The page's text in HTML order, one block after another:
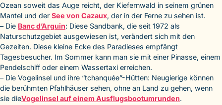
Ozean soweit das Auge reicht, der Kiefernwald in seinem grünen
Mantel und der See von Cazaux, der in der Ferne zu sehen ist.
– Die Banc d’Arguin: Diese Sandbank, die seit 1972 als
Naturschutzgebiet ausgewiesen ist, verändert sich mit den
Gezeiten. Diese kleine Ecke des Paradieses empfängt
Tagesbesucher. Im Sommer kann man sie mit einer Pinasse, einem
Pendelschiff oder einem Wassertaxi erreichen.
– Die Vogelinsel und ihre “tchanquée”-Hütten: Neugierige können
die berühmten Pfahlhäuser sehen, ohne an Land zu gehen, wenn
sie dieVogelinsel auf einem Ausflugsbootumrunden.